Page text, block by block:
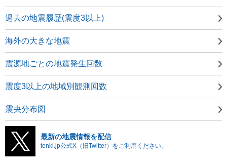
過去の地震履歴(震度3以上)
海外の大きな地震
震源地ごとの地震発生回数
震度3以上の地域別観測回数
震央分布図
最新の地震情報を配信
tenki.jp公式X（旧Twitter）をご利用ください。